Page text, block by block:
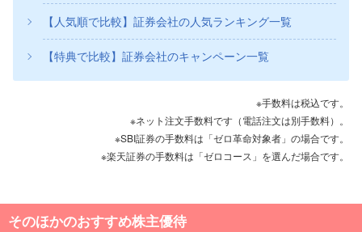
【人気順で比較】証券会社の人気ランキング一覧
【特典で比較】証券会社のキャンペーン一覧
※手数料は税込です。
※ネット注文手数料です（電話注文は別手数料）。
※SBI証券の手数料は「ゼロ革命対象者」の場合です。
※楽天証券の手数料は「ゼロコース」を選んだ場合です。
そのほかのおすすめ株主優待